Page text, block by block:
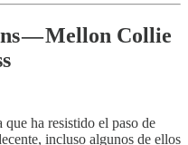
— Mellon Collie
ha resistido el paso de
incluso algunos de ellos